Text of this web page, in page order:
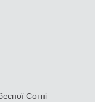
Сотні